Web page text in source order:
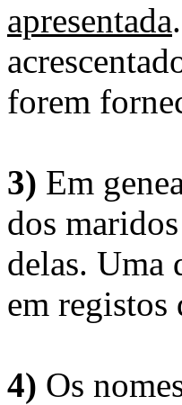
apresentada
forem
3) Em
dos
delas. Uma
em registos
4) Os